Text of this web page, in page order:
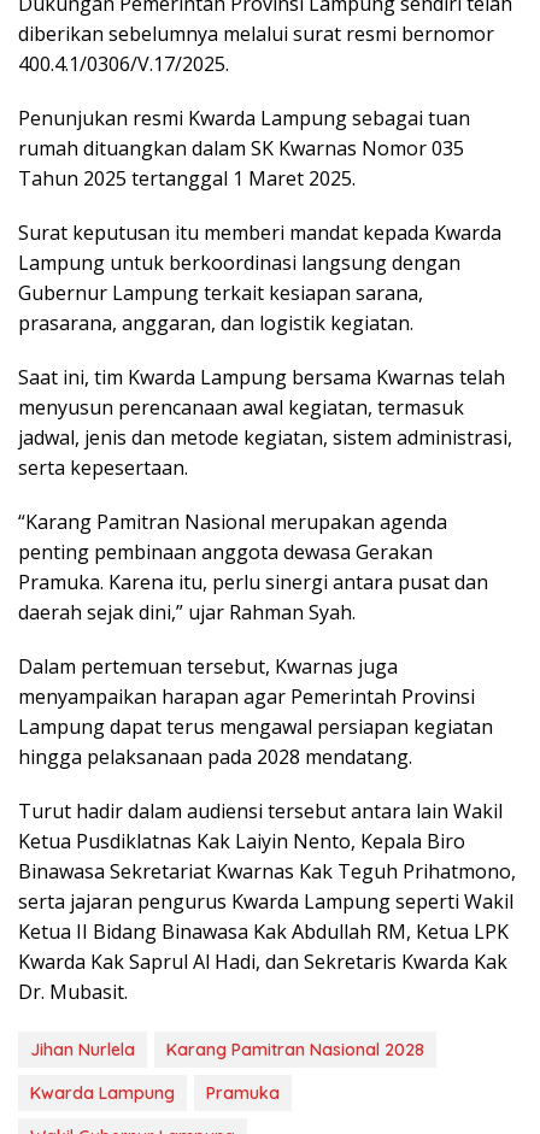
diberikan sebelumnya melalui surat resmi bernomor
400.4.1/0306/V.17/2025.
Penunjukan resmi Kwarda Lampung sebagai tuan
rumah dituangkan dalam SK Kwarnas Nomor 035
Tahun 2025 tertanggal 1 Maret 2025.
Surat keputusan itu memberi mandat kepada Kwarda
Lampung untuk berkoordinasi langsung dengan
Gubernur Lampung terkait kesiapan sarana,
prasarana, anggaran, dan logistik kegiatan.
Saat ini, tim Kwarda Lampung bersama Kwarnas telah
menyusun perencanaan awal kegiatan, termasuk
jadwal, jenis dan metode kegiatan, sistem administrasi,
serta kepesertaan.
“Karang Pamitran Nasional merupakan agenda
penting pembinaan anggota dewasa Gerakan
Pramuka. Karena itu, perlu sinergi antara pusat dan
daerah sejak dini,” ujar Rahman Syah.
Dalam pertemuan tersebut, Kwarnas juga
menyampaikan harapan agar Pemerintah Provinsi
Lampung dapat terus mengawal persiapan kegiatan
hingga pelaksanaan pada 2028 mendatang.
Turut hadir dalam audiensi tersebut antara lain Wakil
Ketua Pusdiklatnas Kak Laiyin Nento, Kepala Biro
Binawasa Sekretariat Kwarnas Kak Teguh Prihatmono,
serta jajaran pengurus Kwarda Lampung seperti Wakil
Ketua II Bidang Binawasa Kak Abdullah RM, Ketua LPK
Kwarda Kak Saprul Al Hadi, dan Sekretaris Kwarda Kak
Dr. Mubasit.
Jihan Nurlela
Karang Pamitran Nasional 2028
Kwarda Lampung
Pramuka